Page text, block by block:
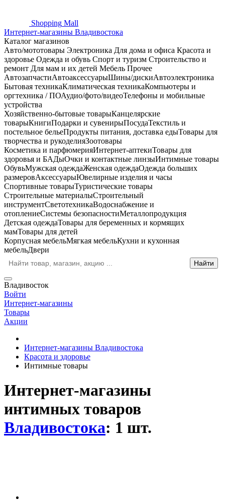
Shopping Mall
Интернет-магазины Владивостока
Каталог магазинов
Авто/мототовары Электроника Для дома и офиса Красота и
здоровье Одежда и обувь Спорт и туризм Строительство и
ремонт Для мам и их детей Мебель Прочее
АвтозапчастиАвтоаксессуарыШины/дискиАвтоэлектроника
Бытовая техникаКлиматическая техникаКомпьютеры и
оргтехника / ПОАудио/фото/видеоТелефоны и мобильные
устройства
Хозяйственно-бытовые товарыКанцелярские
товарыКнигиПодарки и сувенирыПосудаТекстиль и
постельное бельеПродукты питания, доставка едыТовары для
творчества и рукоделияЗоотовары
Косметика и парфюмерияИнтернет-аптекиТовары для
здоровья и БАДыОчки и контактные линзыИнтимные товары
ОбувьМужская одеждаЖенская одеждаОдежда больших
размеровАксессуарыЮвелирные изделия и часы
Спортивные товарыТуристические товары
Строительные материалыСтроительный
инструментСветотехникаВодоснабжение и
отоплениеСистемы безопасностиМеталлопродукция
Детская одеждаТовары для беременных и кормящих
мамТовары для детей
Корпусная мебельМягкая мебельКухни и кухонная
мебельДвери
Владивосток
Войти
Интернет-магазины
Товары
Акции
Интернет-магазины Владивостока
Красота и здоровье
Интимные товары
Интернет-магазины
интимных товаров
Владивостока: 1 шт.